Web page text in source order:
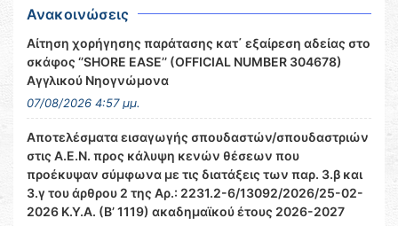
Ανακοινώσεις
Αίτηση χορήγησης παράτασης κατ΄ εξαίρεση αδείας στο
σκάφος ‘’SHORE EASE’’ (OFFICIAL NUMBER 304678)
Αγγλικού Νηογνώμονα
07/08/2026 4:57 μμ.
Αποτελέσματα εισαγωγής σπουδαστών/σπουδαστριών
στις Α.Ε.Ν. προς κάλυψη κενών θέσεων που
προέκυψαν σύμφωνα με τις διατάξεις των παρ. 3.β και
3.γ του άρθρου 2 της Αρ.: 2231.2-6/13092/2026/25-02-
2026 Κ.Υ.Α. (Β’ 1119) ακαδημαϊκού έτους 2026-2027